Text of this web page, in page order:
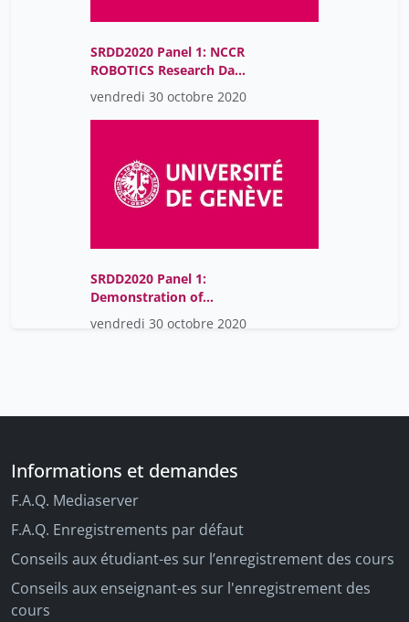
SRDD2020 Panel 1: NCCR
ROBOTICS Research Data
Management Strategy: A
Workflow Application
vendredi 30 octobre 2020
SRDD2020 Panel 1:
Demonstration of
OLOS.swiss at the Swiss
Research Data Day
vendredi 30 octobre 2020
Informations et demandes
F.A.Q. Mediaserver
F.A.Q. Enregistrements par défaut
Conseils aux étudiant-es sur l’enregistrement des cours
Conseils aux enseignant-es sur l'enregistrement des
cours